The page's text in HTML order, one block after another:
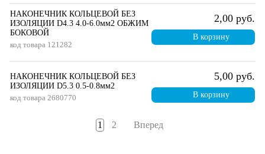
НАКОНЕЧНИК КОЛЬЦЕВОЙ БЕЗ
ИЗОЛЯЦИИ D4.3 4.0-6.0мм2 ОБЖИМ
БОКОВОЙ
код товара 121282
2,00 руб.
В корзину
НАКОНЕЧНИК КОЛЬЦЕВОЙ БЕЗ
ИЗОЛЯЦИИ D5.3 0.5-0.8мм2
код товара 2680770
5,00 руб.
В корзину
1 2 Вперед